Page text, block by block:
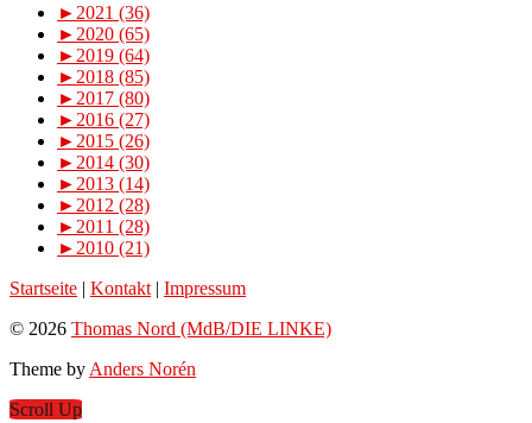
► 2021 (36)
► 2020 (65)
► 2019 (64)
► 2018 (85)
► 2017 (80)
► 2016 (27)
► 2015 (26)
► 2014 (30)
► 2013 (14)
► 2012 (28)
► 2011 (28)
► 2010 (21)
Startseite | Kontakt | Impressum
© 2026 Thomas Nord (MdB/DIE LINKE)
Theme by Anders Norén
Scroll Up